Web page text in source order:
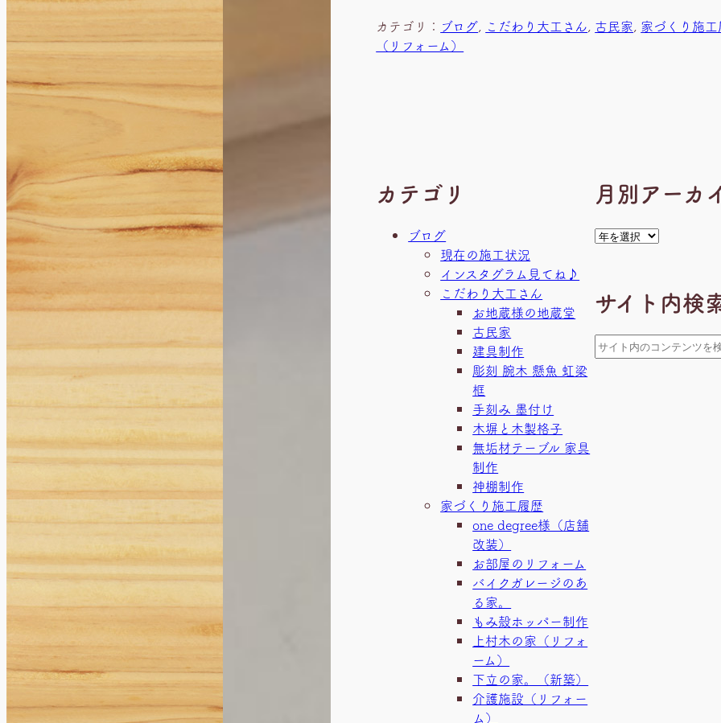
カテゴリ： ブログ, こだわり大工さん, 古民家, 家づくり施
（リフォーム）
カテゴリ
ブログ
現在の施工状況
インスタグラム見てね♪
こだわり大工さん
お地蔵様の地蔵堂
古民家
建具制作
彫刻 腕木 懸魚 虹梁
框
手刻み 墨付け
木塀と木製格子
無垢材テーブル 家具
制作
神棚制作
家づくり施工履歴
one degree様（店舗
改装）
お部屋のリフォーム
バイクガレージのあ
る家。
もみ殻ホッパー制作
上村木の家（リフォ
ーム）
下立の家。（新築）
介護施設（リフォー
ム）
月別アーカ
ア
イ
ブ
サイト内検
検
索